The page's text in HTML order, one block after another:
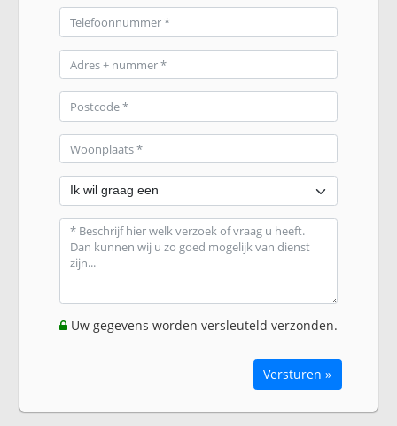
Uw gegevens worden versleuteld verzonden.
Versturen »